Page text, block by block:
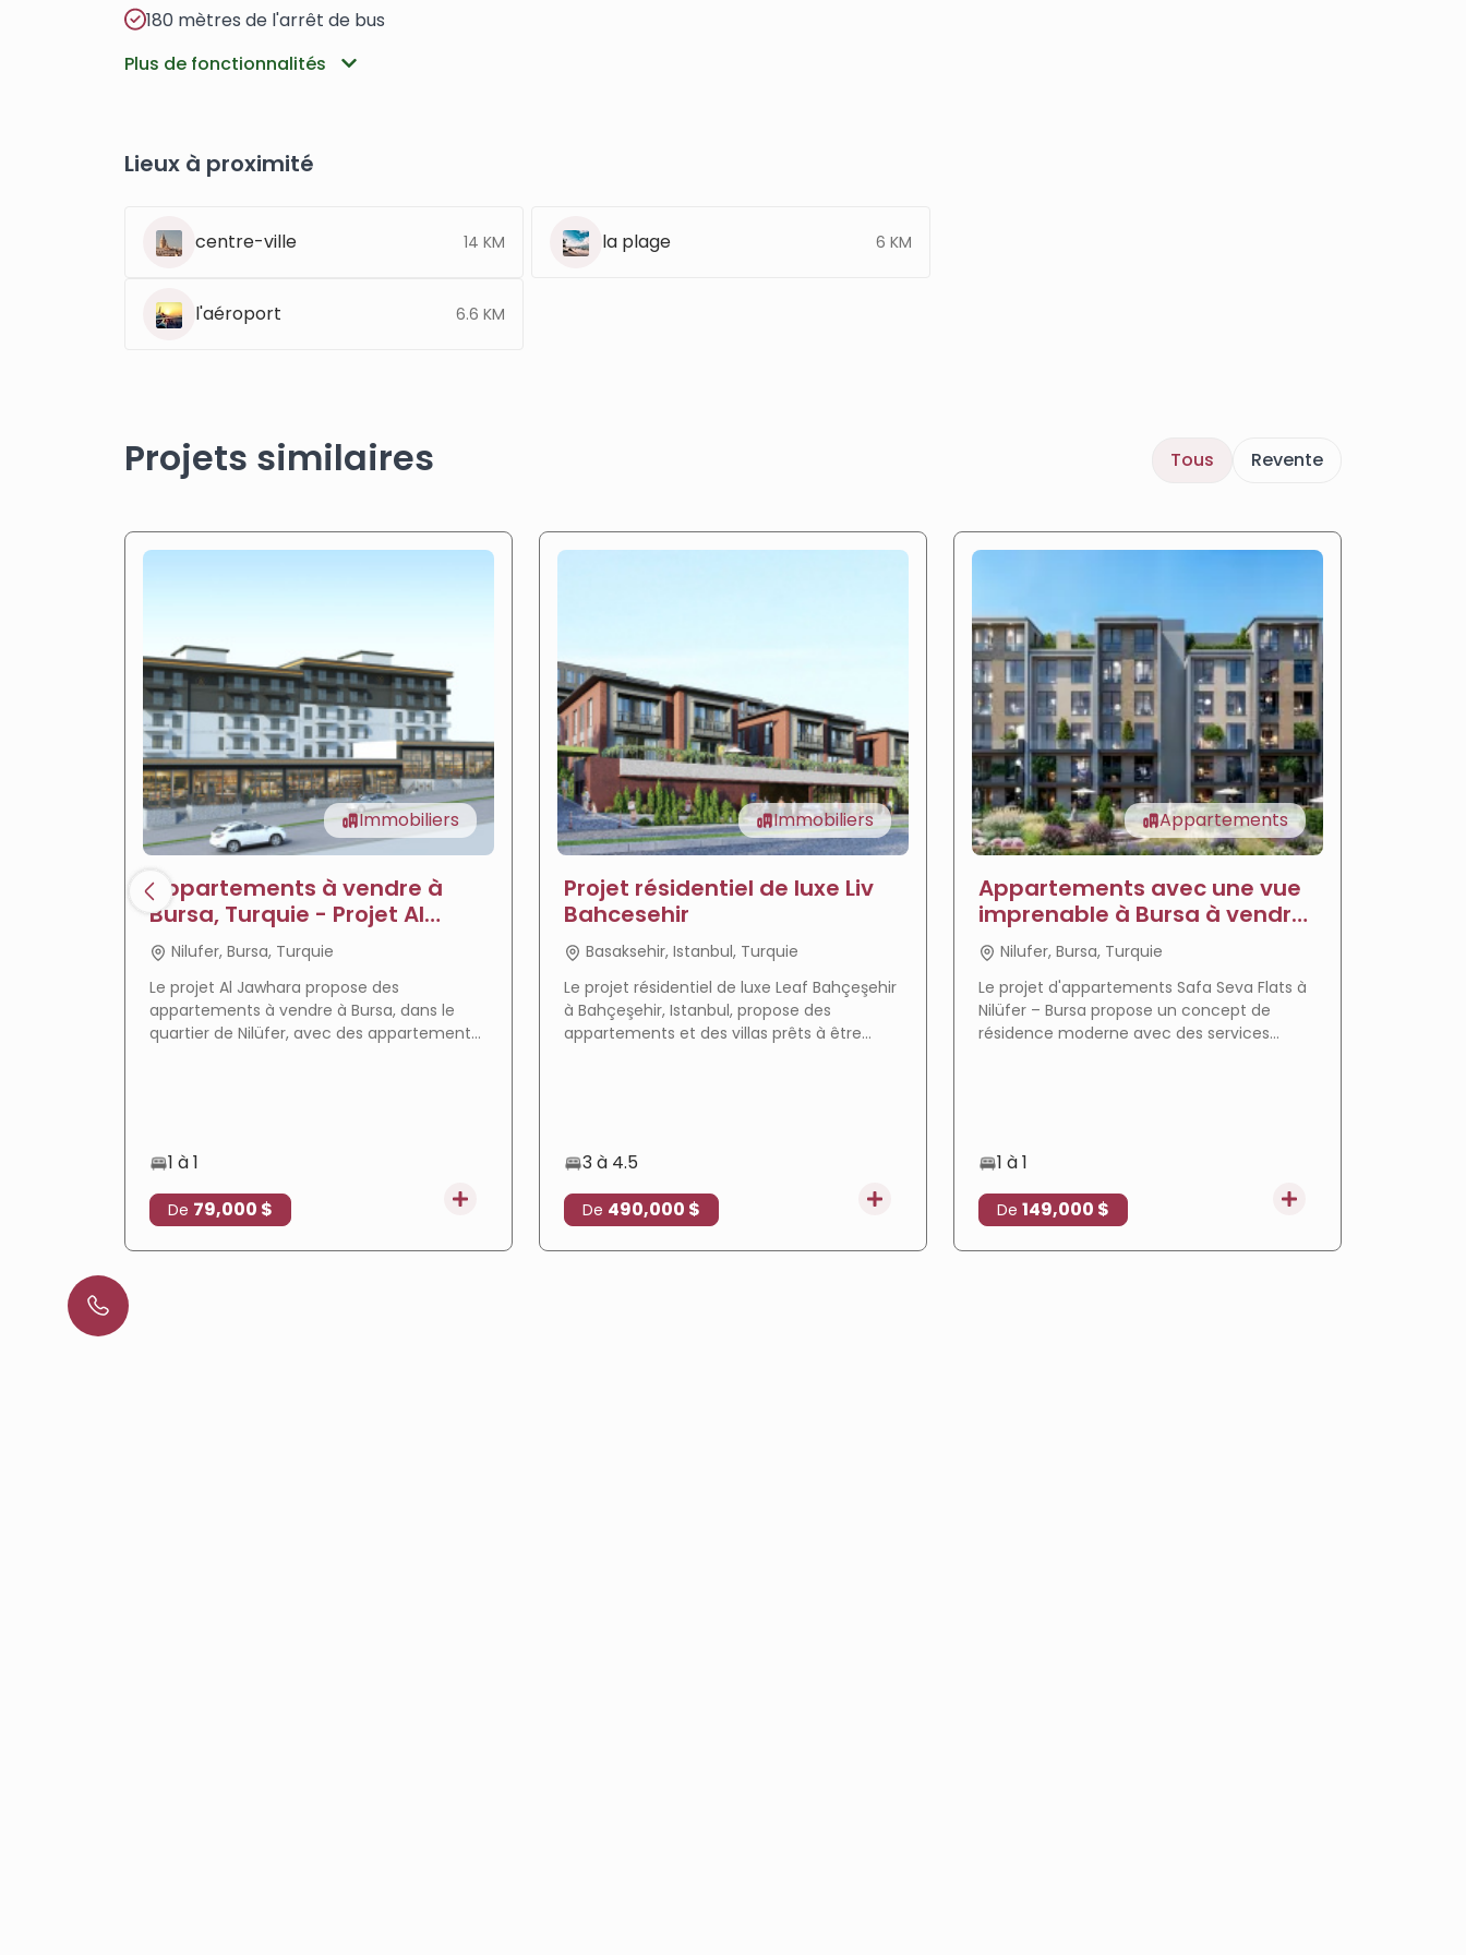
180 mètres de l'arrêt de bus
Plus de fonctionnalités
Lieux à proximité
centre-ville 14 KM la plage 6 KM
l'aéroport 6.6 KM
Projets similaires Tous Revente
Immobiliers
Appartements à vendre à
Bursa, Turquie - Projet Al
Jawhara
Nilufer, Bursa, Turquie
Le projet Al Jawhara propose des
appartements à vendre à Bursa, dans le
quartier de Nilüfer, avec des appartements
1 à 1
De 79,000 $
Immobiliers
Projet résidentiel de luxe Liv
Bahcesehir
Basaksehir, Istanbul, Turquie
Le projet résidentiel de luxe Leaf Bahçeşehir
à Bahçeşehir, Istanbul, propose des
appartements et des villas prêts à être
3 à 4.5
De 490,000 $
Appartements
Appartements avec une vue
imprenable à Bursa à vendre
- Appartements Sava
Nilufer, Bursa, Turquie
Le projet d'appartements Safa Seva Flats à
Nilüfer – Bursa propose un concept de
résidence moderne avec des services
1 à 1
De 149,000 $